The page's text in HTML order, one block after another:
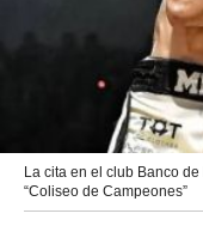
La cita en el club Banco
“Coliseo de Campeones”